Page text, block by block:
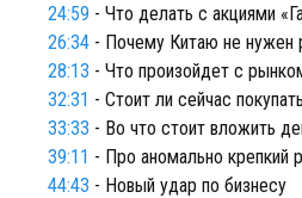
24:59 - Что делать с акциями
26:34 - Почему Китаю не нужен
28:13 - Что произойдет с
32:31 - Стоит ли сейчас
33:33 - Во что стоит вложить
39:11 - Про аномально крепкий
44:43 - Новый удар по бизнесу